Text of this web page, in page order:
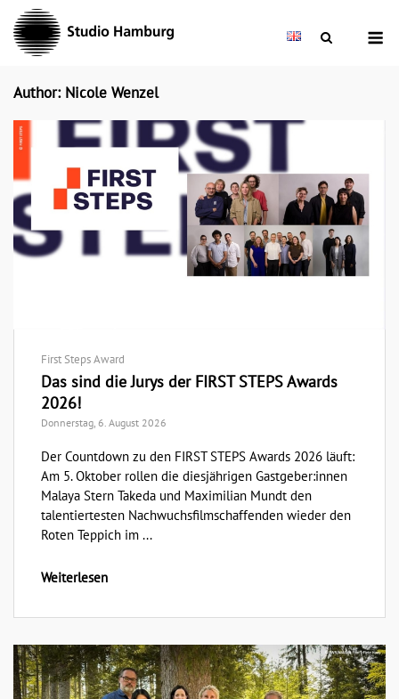
Skip
content
Author: Nicole Wenzel
First Steps Award
Das sind die Jurys der FIRST STEPS Awards
2026!
Donnerstag, 6. August 2026
Der Countdown zu den FIRST STEPS Awards 2026 läuft:
Am 5. Oktober rollen die diesjährigen Gastgeber:innen
Malaya Stern Takeda und Maximilian Mundt den
talentiertesten Nachwuchsfilmschaffenden wieder den
Roten Teppich im ...
Weiterlesen